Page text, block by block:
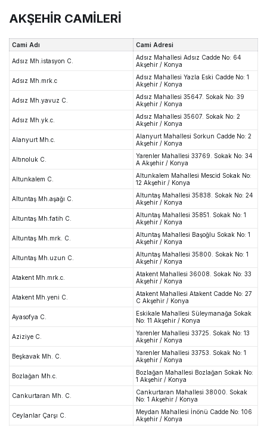
AKŞEHİR CAMİLERİ
Cami Adı Cami Adresi
Adsız Mh.istasyon C.
Adsız Mahallesi Adsız Cadde No: 64
Akşehir / Konya
Adsız Mh.mrk.c
Adsız Mahallesi Yazla Eski Cadde No: 1
Akşehir / Konya
Adsız Mh.yavuz C.
Adsız Mahallesi 35647. Sokak No: 39
Akşehir / Konya
Adsız Mh.yk.c.
Adsız Mahallesi 35607. Sokak No: 2
Akşehir / Konya
Alanyurt Mh.c.
Alanyurt Mahallesi Sorkun Cadde No: 2
Akşehir / Konya
Altınoluk C.
Yarenler Mahallesi 33769. Sokak No: 34
A Akşehir / Konya
Altunkalem C.
Altunkalem Mahallesi Mescid Sokak No:
12 Akşehir / Konya
Altuntaş Mh.aşağı C.
Altuntaş Mahallesi 35838. Sokak No: 24
Akşehir / Konya
Altuntaş Mh.fatih C.
Altuntaş Mahallesi 35851. Sokak No: 1
Akşehir / Konya
Altuntaş Mh.mrk. C.
Altuntaş Mahallesi Başoğlu Sokak No: 1
Akşehir / Konya
Altuntaş Mh.uzun C.
Altuntaş Mahallesi 35800. Sokak No: 1
Akşehir / Konya
Atakent Mh.mrk.c.
Atakent Mahallesi 36008. Sokak No: 33
Akşehir / Konya
Atakent Mh.yeni C.
Atakent Mahallesi Atakent Cadde No: 27
C Akşehir / Konya
Ayasofya C.
Eskikale Mahallesi Süleymanağa Sokak
No: 11 Akşehir / Konya
Aziziye C.
Yarenler Mahallesi 33725. Sokak No: 13
Akşehir / Konya
Beşkavak Mh. C.
Yarenler Mahallesi 33753. Sokak No: 1
Akşehir / Konya
Bozlağan Mh.c.
Bozlağan Mahallesi Bozlağan Sokak No:
1 Akşehir / Konya
Cankurtaran Mh. C.
Cankurtaran Mahallesi 38000. Sokak
No: 1 Akşehir / Konya
Ceylanlar Çarşı C.
Meydan Mahallesi İnönü Cadde No: 106
Akşehir / Konya